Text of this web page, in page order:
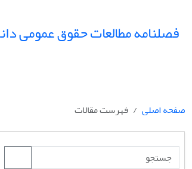
فصلنامه مطالعات حقوق عمومی
صفحه اصلی
فهرست مقالات